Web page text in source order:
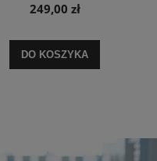
249,00 zł
DO KOSZYKA